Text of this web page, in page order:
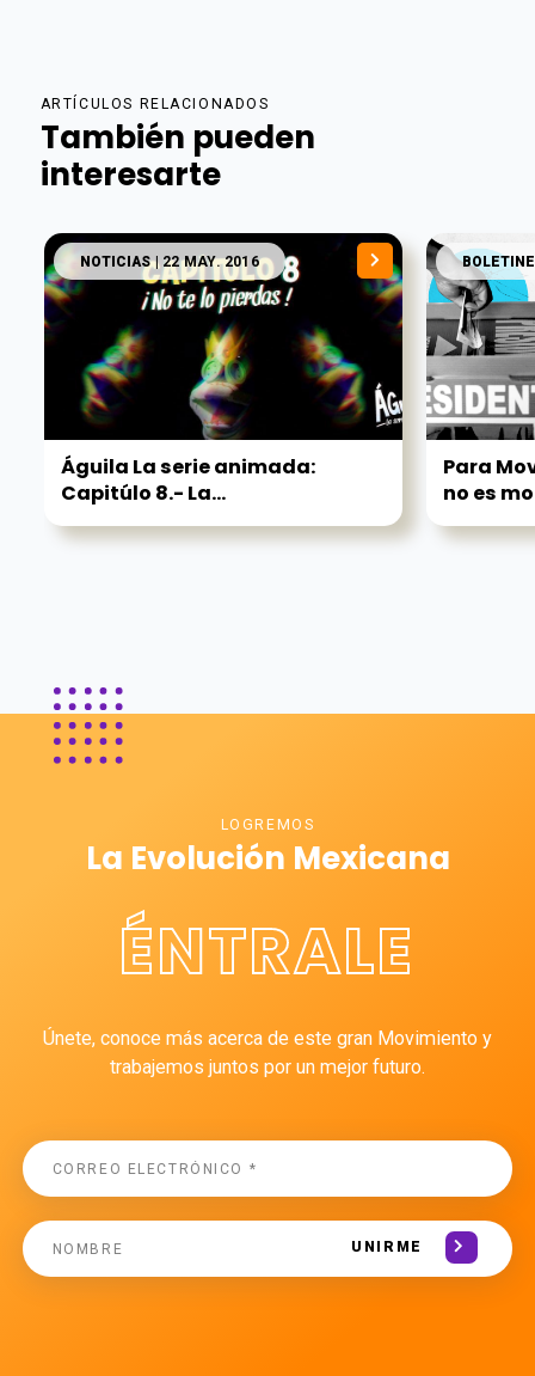
ARTÍCULOS RELACIONADOS
También pueden
interesarte
NOTICIAS| 22 MAY. 2016
Águila La serie animada:
Capitúlo 8.- La...
Para
no es
LOGREMOS
La Evolución Mexicana
ÉNTRALE
Únete, conoce más acerca de este gran Movimiento y
trabajemos juntos por un mejor futuro.
UNIRME